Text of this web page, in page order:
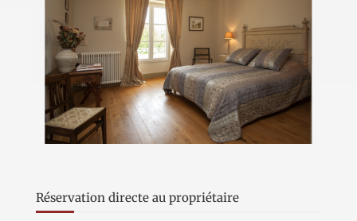
Réservation directe au propriétaire